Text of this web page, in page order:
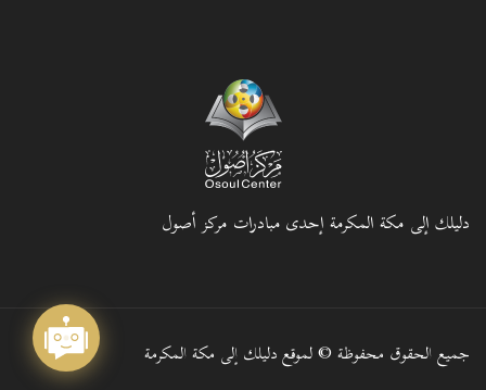
دليلك إلى مكة المكرمة إحدى مبادرات مركز أصول
جميع الحقوق محفوظة © لموقع دليلك إلى مكة المكرمة